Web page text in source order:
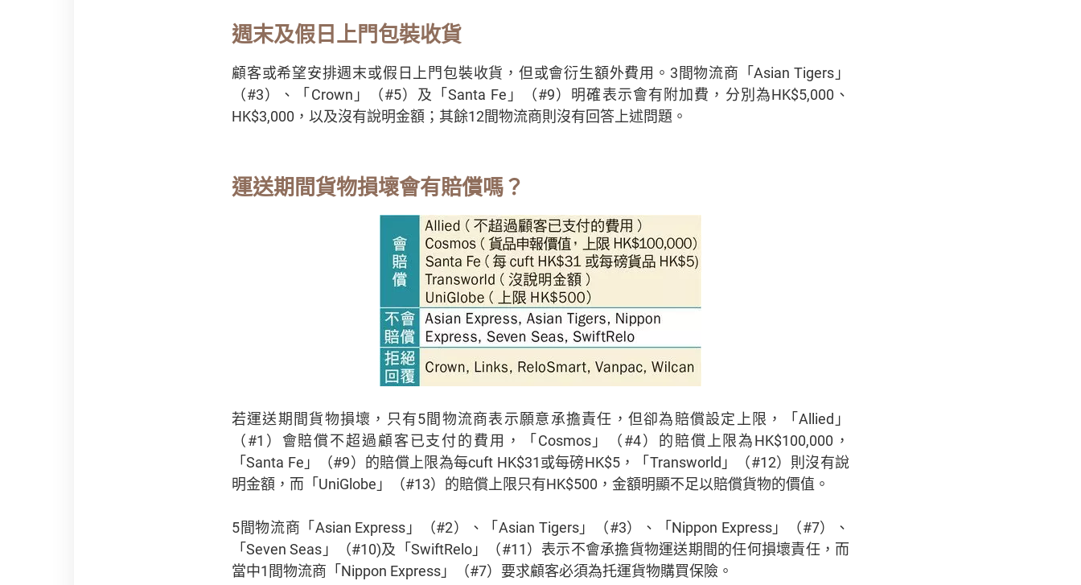
週末及假日上門包裝收貨
顧客或希望安排週末或假日上門包裝收貨，但或會衍生額外費用。3間物流商「Asian Tigers」
（#3）、「Crown」（#5）及「Santa Fe」（#9）明確表示會有附加費，分別為HK$5,000、
HK$3,000，以及沒有說明金額；其餘12間物流商則沒有回答上述問題。
運送期間貨物損壞會有賠償嗎？
若運送期間貨物損壞，只有5間物流商表示願意承擔責任，但卻為賠償設定上限，「Allied」
（#1）會賠償不超過顧客已支付的費用，「Cosmos」（#4）的賠償上限為HK$100,000，
「Santa Fe」（#9）的賠償上限為每cuft HK$31或每磅HK$5，「Transworld」（#12）則沒有說
明金額，而「UniGlobe」（#13）的賠償上限只有HK$500，金額明顯不足以賠償貨物的價值。
5間物流商「Asian Express」（#2）、「Asian Tigers」（#3）、「Nippon Express」（#7）、
「Seven Seas」（#10)及「SwiftRelo」（#11）表示不會承擔貨物運送期間的任何損壞責任，而
當中1間物流商「Nippon Express」（#7）要求顧客必須為托運貨物購買保險。